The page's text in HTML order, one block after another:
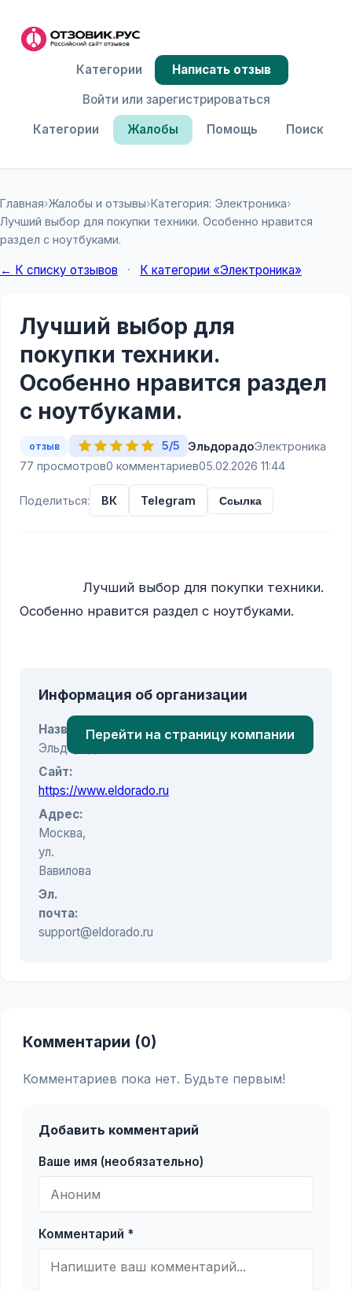
Категории Жалобы Помощь Поиск
Категории
Написать отзыв
Войти или зарегистрироваться
Главная›Жалобы и отзывы›Категория: Электроника›
Лучший выбор для покупки техники. Особенно нравится
раздел с ноутбуками.
← К списку отзывов · К категории «Электроника»
Лучший выбор для
покупки техники.
Особенно нравится раздел
с ноутбуками.
отзыв 5/5 ЭльдорадоЭлектроника
77 просмотров0 комментариев05.02.2026 11:44
Поделиться: ВК Telegram Ссылка
Особенно нравится раздел с ноутбуками.
Информация об организации
Название:
Эльдорадо
Сайт:
https://www.eldorado.ru
Адрес:
Москва,
ул.
Вавилова
Эл.
почта:
support@eldorado.ru
Перейти на страницу компании
Комментарии (0)
Комментариев пока нет. Будьте первым!
Добавить комментарий
Ваше имя (необязательно)
Комментарий *